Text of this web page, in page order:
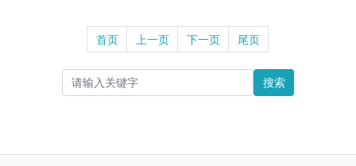
首页 上一页 下一页 尾页
搜索